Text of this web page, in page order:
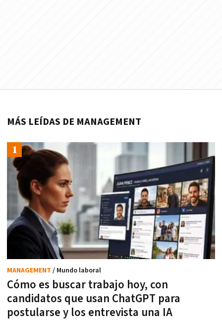
MÁS LEÍDAS DE MANAGEMENT
Cómo es buscar trabajo hoy, con
candidatos que usan ChatGPT para
postularse y los entrevista una IA
MANAGEMENT / Mundo laboral